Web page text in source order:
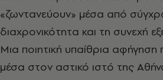
«ζωντανεύουν» μέσα από
διαχρονικότητα και τη συνεχή
Μια ποιητική υπαίθρια
μέσα στον αστικό ιστό της